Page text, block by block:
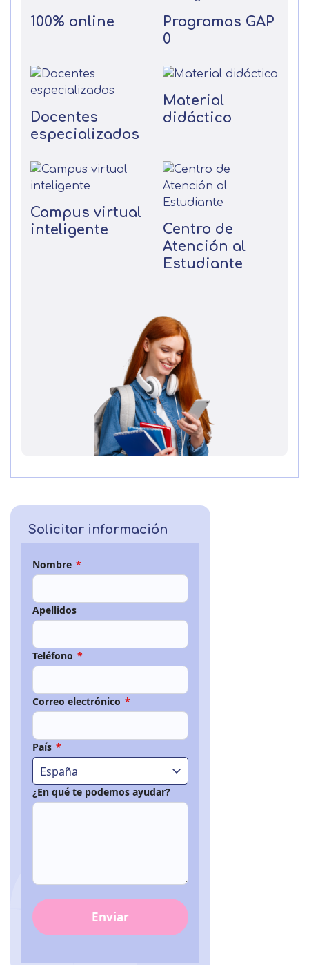
100% online
Programas GAP
0
Docentes
especializados
Material
didáctico
Campus virtual
inteligente
Centro de
Atención al
Estudiante
Solicitar información
Nombre *
Apellidos
Teléfono *
Correo electrónico *
País *
España
¿En qué te podemos ayudar?
Enviar